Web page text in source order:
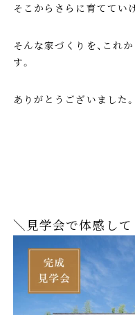
そこからさらに育ててい
そんな家づくりを、これ
す。
ありがとうございました。
＼見学会で体感し